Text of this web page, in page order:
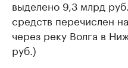
выделено 9,3 млрд
средств перечислен
через реку Волга в
руб.)